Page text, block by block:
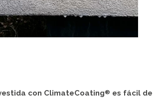
con ClimateCoating® es fácil de